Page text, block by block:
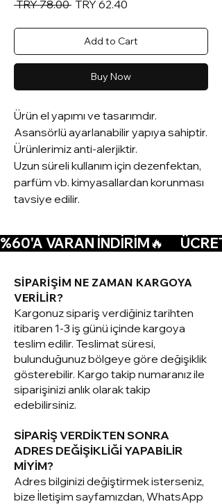
TRY 78.00 Regular
TRY 62.40
Add to Cart
Buy Now
Ürün el yapımı ve tasarımdır.
Asansörlü ayarlanabilir yapıya sahiptir.
Ürünlerimiz anti-alerjiktir.
Uzun süreli kullanım için dezenfektan,
parfüm vb. kimyasallardan korunması
tavsiye edilir.
%60'A VARAN İNDİRİM🔥
SİPARİŞİM NE ZAMAN KARGOYA
VERİLİR?
Kargonuz sipariş verdiğiniz tarihten
itibaren 1-3 iş günü içinde kargoya
teslim edilir. Teslimat süresi,
bulunduğunuz bölgeye göre değişiklik
gösterebilir. Kargo takip numaranız ile
siparişinizi anlık olarak takip
edebilirsiniz.
SİPARİŞ VERDİKTEN SONRA
ADRES DEĞİŞİKLİĞİ YAPABİLİR
MİYİM?
Adres bilginizi değiştirmek isterseniz,
bize İletişim sayfamızdan, WhatsApp